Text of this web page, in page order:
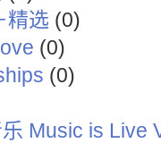
精选 (0)
(0)
(0)
Music is Live